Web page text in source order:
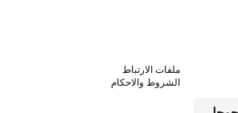
ملفات الارتباط
الشروط والاحكام